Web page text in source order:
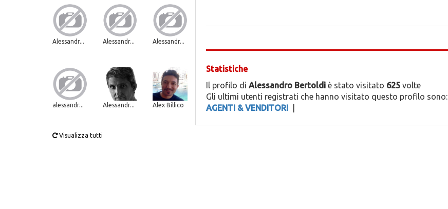
Alessandr... Alessandr... Alessandr...
alessandr... Alessandr... Alex Billico
Visualizza tutti
Statistiche
Il profilo di Alessandro Bertoldiè stato visitato 625volte
Gli ultimi utenti registrati che hanno visitato questo profilo sono:
AGENTI & VENDITORI